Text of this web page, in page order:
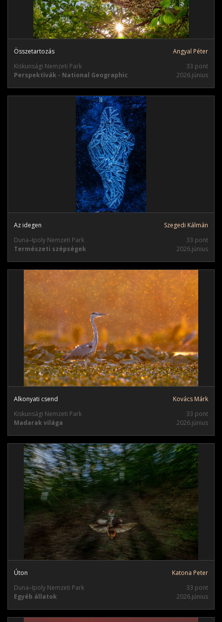
Összetartozás
Angyal Péter
Kiskunsági Nemzeti Park
33 pont
Perspektívák - National Geographic
2026.június
Az idegen
Szegedi Kálmán
Duna–Ipoly Nemzeti Park
33 pont
Természeti szépségek
2026.június
Alkonyati csend
Kovács Márk
Kiskunsági Nemzeti Park
33 pont
Madarak világa
2026.június
Úton
Katona Peter
Duna–Ipoly Nemzeti Park
33 pont
Egyéb állatok
2026.június